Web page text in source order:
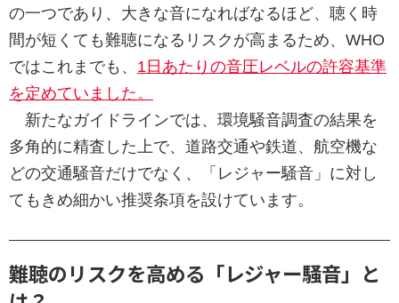
の一つであり、大きな音になればなるほど、聴く時
間が短くても難聴になるリスクが高まるため、WHO
ではこれまでも、 1日あたりの音圧レベルの許容基準
を定めていました。
新たなガイドラインでは、環境騒音調査の結果を
多角的に精査した上で、道路交通や鉄道、航空機な
どの交通騒音だけでなく、「レジャー騒音」に対し
てもきめ細かい推奨条項を設けています。
難聴のリスクを高める「レジャー騒音」と